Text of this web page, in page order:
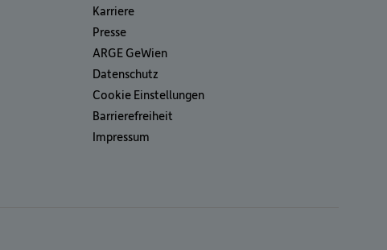
Karriere
Presse
ARGE GeWien
Datenschutz
Cookie Einstellungen
Barrierefreiheit
Impressum